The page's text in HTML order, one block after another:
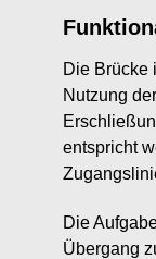
Die Brücke
Nutzung
entspricht
Die
Übergang